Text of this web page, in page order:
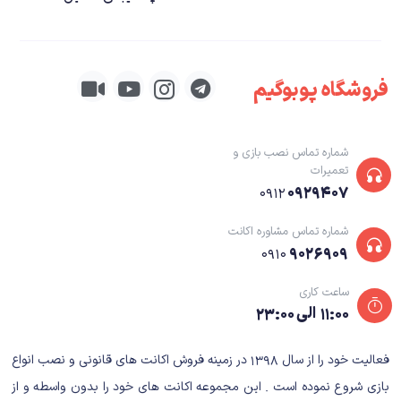
داستان بازی Assassins Creed Unity
فروشگاه پوبوگیم
شماره تماس نصب بازی و
تعمیرات
۰۹۱۲۰۹۲۹۴۰۷
شماره تماس مشاوره اکانت
۰۹۱۰ ۹۰۲۶۹۰۹
ساعت کاری
۱۱:۰۰ الی ۲۳:۰۰
فعالیت خود را از سال ۱۳۹۸ در زمینه فروش اکانت های قانونی و نصب انواع
بازی شروع نموده است . این مجموعه اکانت های خود را بدون واسطه و از